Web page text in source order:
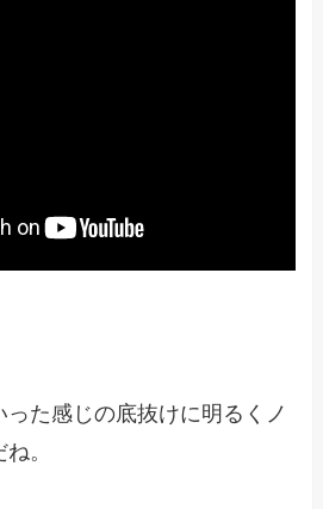
った感じの底抜けに明るくノ
。